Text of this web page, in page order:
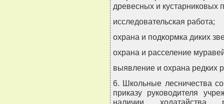
древесных и кустарниковых
исследовательская работа;
охрана и подкормка диких
охрана и расселение
выявление и охрана редких
6. Школьные лесничества
приказу руководителя
наличии ходатайства